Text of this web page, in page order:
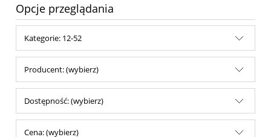
Opcje przeglądania
Kategorie: 12-52
Producent: (wybierz)
Dostępność: (wybierz)
Cena: (wybierz)